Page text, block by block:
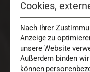
Cookies,
Nach Ihrer
Anzeige zu
unsere Website
Außerdem binden
können